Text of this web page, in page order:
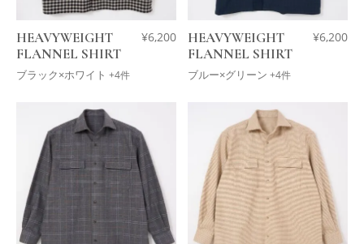
HEAVYWEIGHT
FLANNEL SHIRT
ブラック×ホワイト +4件
¥6,200
HEAVYWEIGHT
FLANNEL SHIRT
ブルー×グリーン +4件
¥6,200